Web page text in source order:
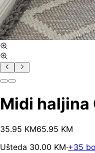
Midi haljina
35.95 KM65.95 KM
Ušteda 30.00 KM·+35